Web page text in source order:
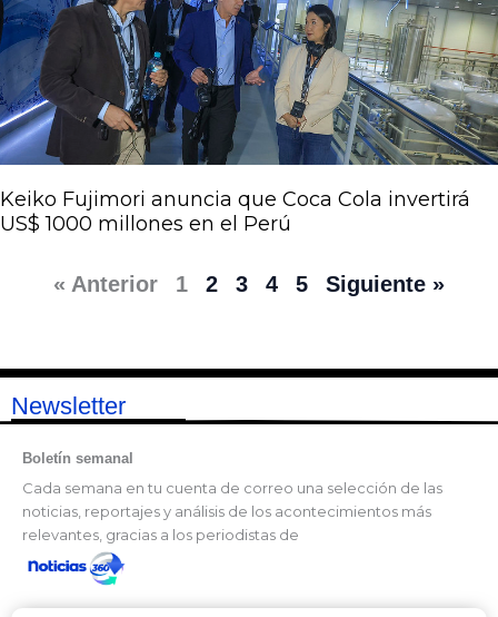
Keiko Fujimori anuncia que Coca Cola invertirá
US$ 1000 millones en el Perú
« Anterior 1 2 3 4 5 Siguiente »
Newsletter
Boletín semanal
Cada semana en tu cuenta de correo una selección de las
noticias, reportajes y análisis de los acontecimientos más
relevantes, gracias a los periodistas de